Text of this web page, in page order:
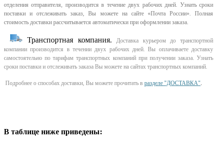
отделения отправителя, производится в течение двух рабочих дней. Узнать сроки
поставки и отслеживать заказ, Вы можете на сайте «Почта России». Полная
стоимость доставки рассчитывается автоматически при оформлении заказа.
Транспортная компания.
Доставка курьером до транспортной
компании производится в течении двух рабочих дней. Вы оплачиваете доставку
самостоятельно по тарифам транспортных компаний при получении заказа. Узнать
сроки поставки и отслеживать заказа Вы можете на сайтах транспортных компаний.
Подробнее о способах доставки, Вы можете прочитать в разделе "ДОСТАВКА"
В таблице ниже приведены: